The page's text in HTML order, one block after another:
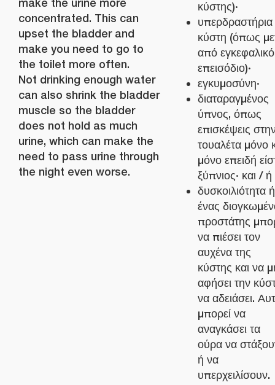
concentrated. This can
upset the bladder and
make you need to go to
the toilet more often.
Not drinking enough water
can also shrink the bladder
muscle so the bladder
does not hold as much
urine, which can make the
need to pass urine through
the night even worse.
κύστης)·
υπερδραστήρια
κύστη (όπως
από εγκεφαλικό
επεισόδιο)·
εγκυμοσύνη·
διαταραγμένος
ύπνος, όπως
επισκέψεις
τουαλέτα μόνο
μόνο επειδή
ξύπνιος· και / ή
δυσκοιλιότητα ή
ένας
προστάτης
να πιέσει τον
αυχένα της
κύστης και να
αφήσει την
να αδειάσει.
μπορεί να
αναγκάσει τα
ούρα να
ή να
υπερχειλίσουν.